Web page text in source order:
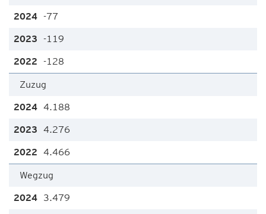
-77
-119
-128
Zuzug
4.188
4.276
4.466
Wegzug
3.479